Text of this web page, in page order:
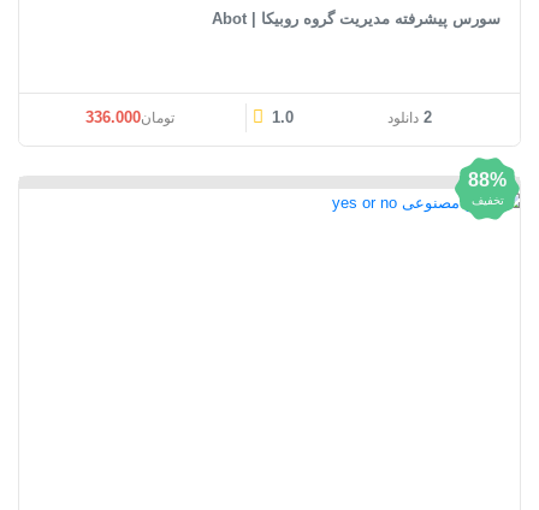
سورس پیشرفته مدیریت گروه روبیکا | Abot
2 دانلود 1.0 قیمت اصلی: تومان336.000 بود.
تومان336.000قیمت فعلی:
88%
تخفیف